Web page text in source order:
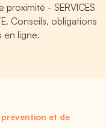
- SERVICES
Conseils, obligations
en ligne.
et de